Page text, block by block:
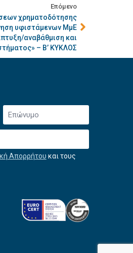
Επόμενο
χρηματοδότησης
υφιστάμενων ΜμΕ
αναβάθμιση και
– Β’ ΚΥΚΛΟΣ
Επώνυμο
Απορρήτου και τους